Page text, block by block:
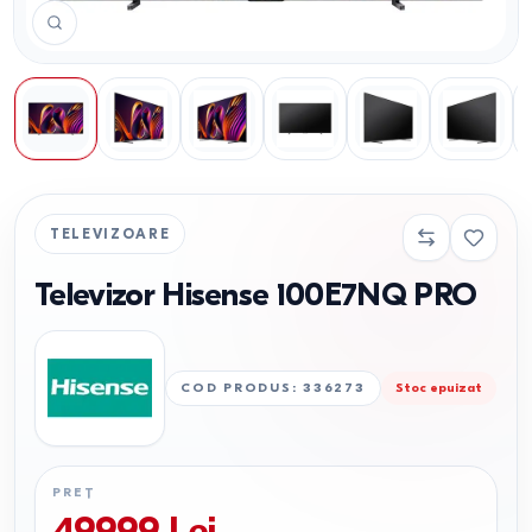
TELEVIZOARE
Televizor Hisense 100E7NQ PRO
COD PRODUS :336273 Stoc epuizat
PREȚ